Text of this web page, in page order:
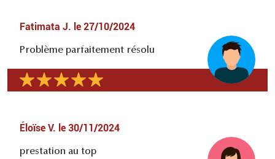
Fatimata J. le 27/10/2024
Problème parfaitement résolu
Éloïse V. le 30/11/2024
prestation au top